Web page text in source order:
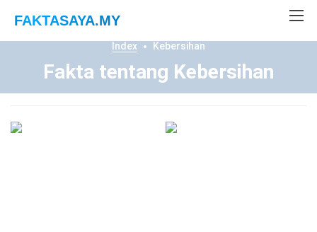
FAKTASAYA.MY
Index Kebersihan
Fakta tentang Kebersihan